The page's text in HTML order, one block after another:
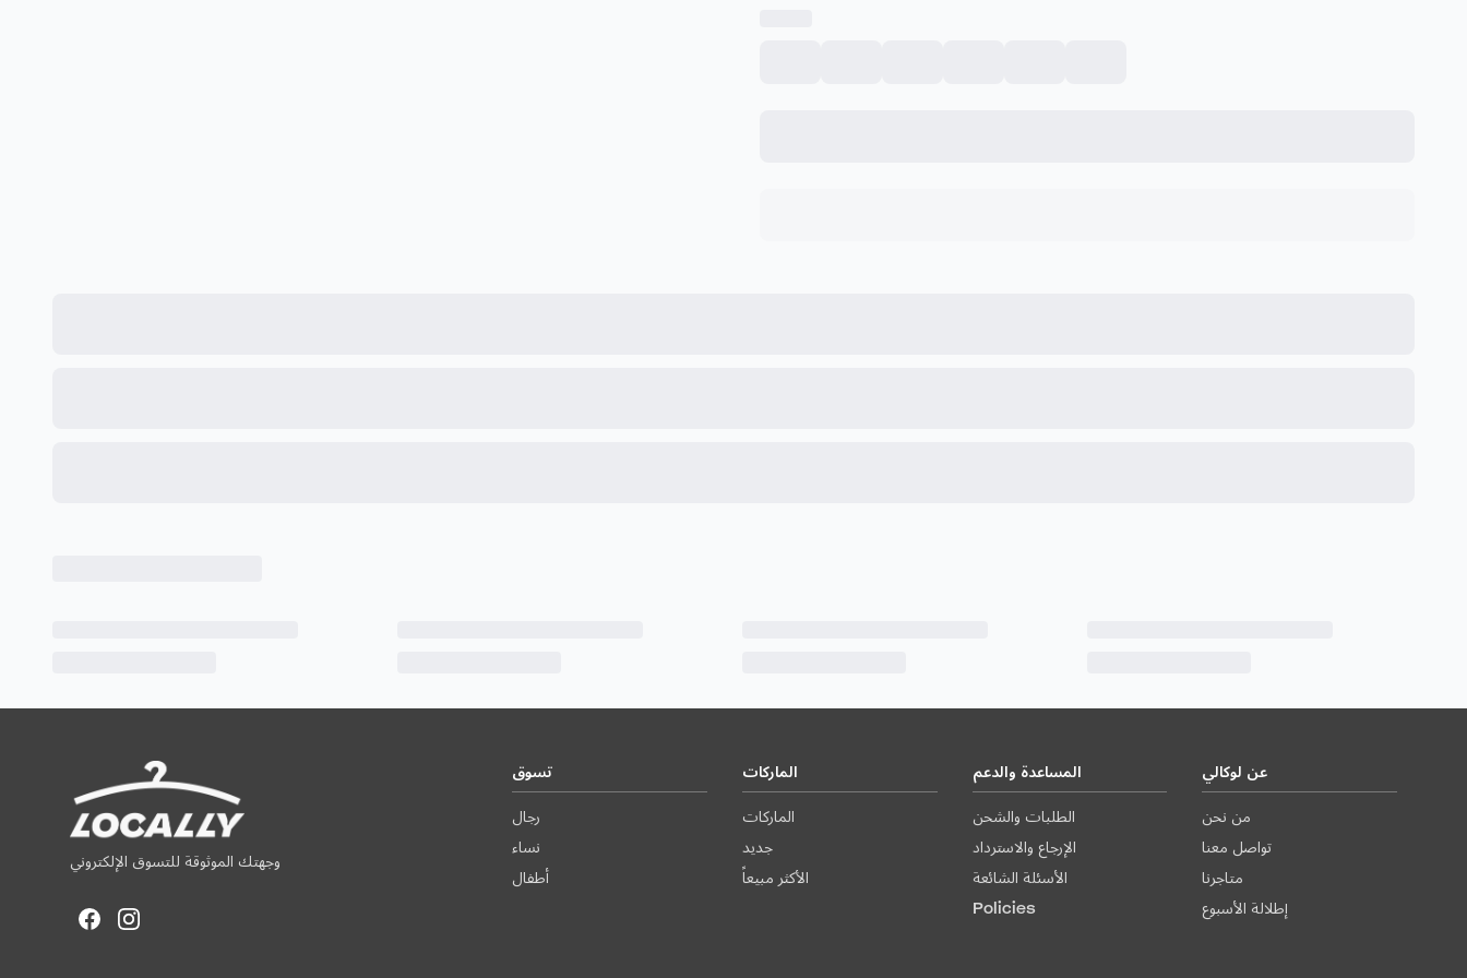
وجهتك الموثوقة للتسوق الإلكتروني
تسوق
رجال
نساء
أطفال
الماركات
الماركات
جديد
الأكثر مبيعاً
المساعدة والدعم
الطلبات والشحن
الإرجاع والاسترداد
الأسئلة الشائعة
Policies
عن لوكالي
من نحن
تواصل معنا
متاجرنا
إطلالة الأسبوع